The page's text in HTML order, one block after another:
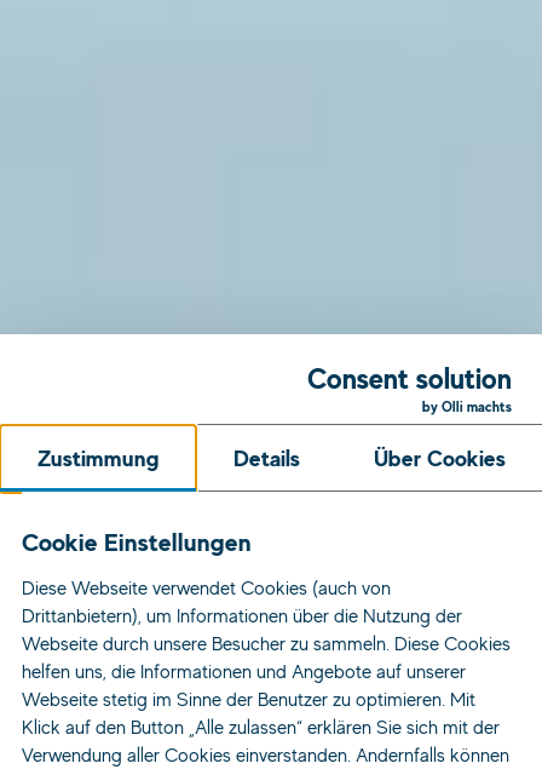
Consent solution
by Olli machts
Zustimmung Details Über Cookies
Cookie Einstellungen
Diese Webseite verwendet Cookies (auch von
Drittanbietern), um Informationen über die Nutzung der
Webseite durch unsere Besucher zu sammeln. Diese Cookies
helfen uns, die Informationen und Angebote auf unserer
Webseite stetig im Sinne der Benutzer zu optimieren. Mit
Klick auf den Button „Alle zulassen“ erklären Sie sich mit der
Verwendung aller Cookies einverstanden. Andernfalls können